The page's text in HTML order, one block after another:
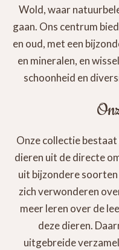
Wold, waar
gaan. Ons centrum
en oud, met een
en mineralen, en
schoonheid en
Onze collectie
dieren uit de directe
uit bijzondere soorten
zich verwonderen
meer leren over de
deze dieren.
uitgebreide